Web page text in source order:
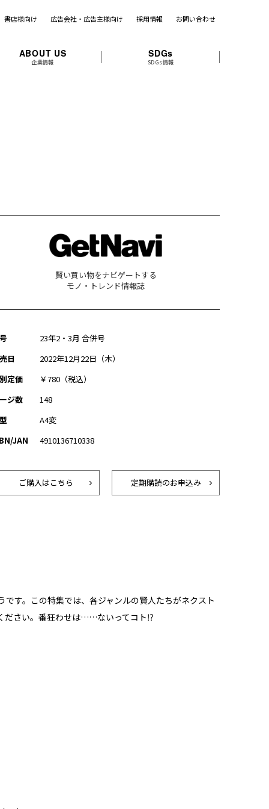
書店様向け 広告会社・広告主様向け 採用情報 お問い合わせ
ABOUT US
企業情報
SDGs
SDGs情報
賢い買い物をナビゲートする
モノ・トレンド情報誌
23年2・3月 合併号
日
2022年12月22日（木）
定価
￥780（税込）
ジ数
148
A4変
JAN
4910136710338
ご購入はこちら 定期購読のお申込み
す。この特集では、各ジャンルの賢人たちがネクスト
ださい。番狂わせは……ないってコト⁉